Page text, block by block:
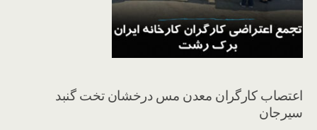
اعتصاب کارگران معدن مس درخشان تخت گنبد
سیرجان